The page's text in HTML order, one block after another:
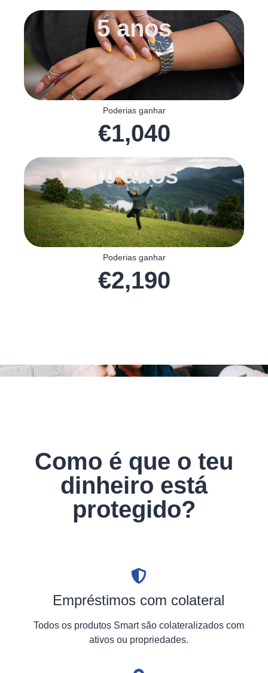
5 anos
Poderias ganhar
€1,040
10 anos
Poderias ganhar
€2,190
Como é que o teu
dinheiro está
protegido?
Empréstimos com colateral
Todos os produtos Smart são colateralizados com
ativos ou propriedades.